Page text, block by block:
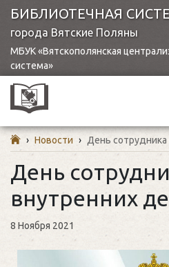
БИБЛИОТЕЧНАЯ
города Вятские Поляны
МБУК «Вятскополянская
система»
› Новости › День
День
внутренних
8 Ноября 2021